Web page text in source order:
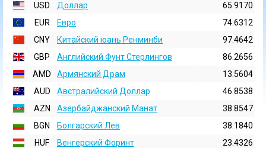
USD
Доллар
65.9170
EUR
Евро
74.6312
CNY
Китайский юань Ренминби
97.4642
GBP
Английский Фунт Стерлингов
86.2656
AMD
Армянский Драм
13.5604
AUD
Австралийский Доллар
46.8538
AZN
Азербайджанский Манат
38.8547
BGN
Болгарский Лев
38.1840
HUF
Венгерский Форинт
23.4326